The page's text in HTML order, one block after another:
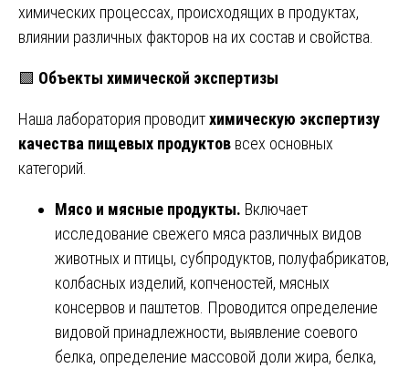
химических процессах, происходящих в продуктах,
влиянии различных факторов на их состав и свойства.
🟩 Объекты химической экспертизы
Наша лаборатория проводитхимическую экспертизу
качества пищевых продуктов всех основных
категорий.
Мясо и мясные продукты. Включает
исследование свежего мяса различных видов
животных и птицы, субпродуктов, полуфабрикатов,
колбасных изделий, копченостей, мясных
консервов и паштетов. Проводится определение
видовой принадлежности, выявление соевого
белка, определение массовой доли жира, белка,